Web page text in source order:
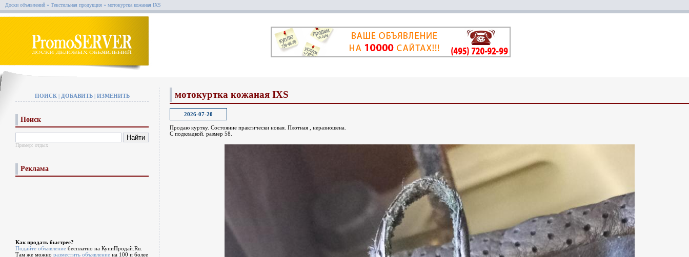
Доски объявлений » Текстильная продукция » мотокуртка кожаная IXS
ПОИСК| ДОБАВИТЬ| ИЗМЕНИТЬ
Поиск
Пример: отдых
Реклама
Как продать быстрее?
Подайте объявление бесплатно на КупиПродай.Ru.
Там же можно разместить объявление на 100 и более
мотокуртка кожаная IXS
2026-07-20
Продаю куртку. Состояние практически новая. Плотная , неразношена.
С подкладкой. размер 58.